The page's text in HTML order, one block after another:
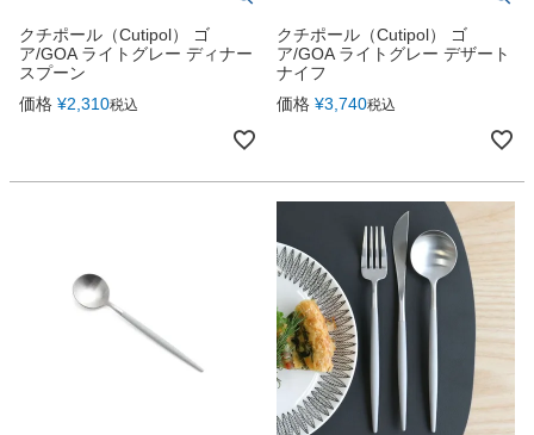
クチポール（Cutipol） ゴ
ア/GOA ライトグレー ディナー
スプーン
価格 ¥2,310税込
クチポール（Cutipol） ゴ
ア/GOA ライトグレー デザート
ナイフ
価格 ¥3,740税込